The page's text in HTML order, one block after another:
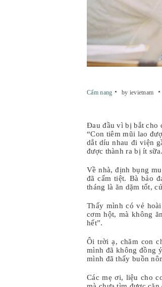
Cẩm nang by ievietnam
Đau đầu vì bị bắt cho
“Con tiêm mũi lao
dắt díu nhau đi viện
được thành ra bị ít sữa.
Về nhà, định bụng
đã cấm tiệt. Bà bảo
tháng là ăn dặm tốt,
Thấy mình có vẻ
cơm hột, mà không
hết”.
Ôi trời ạ, chăm con
mình đã không đồng
mình đã thấy buồn
Các mẹ ơi, liệu cho